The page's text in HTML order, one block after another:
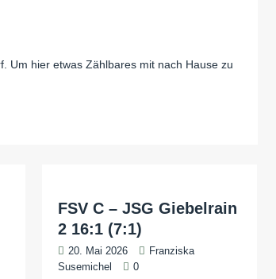
Um hier etwas Zählbares mit nach Hause zu
FSV C – JSG Giebelrain
2 16:1 (7:1)
20. Mai 2026
Franziska
Susemichel
0